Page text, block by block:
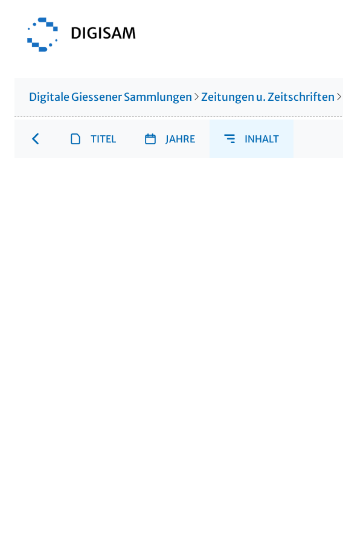
Digitale Giessener Sammlungen Zeitungen u. Zeitschriften
TITEL JAHRE INHALT